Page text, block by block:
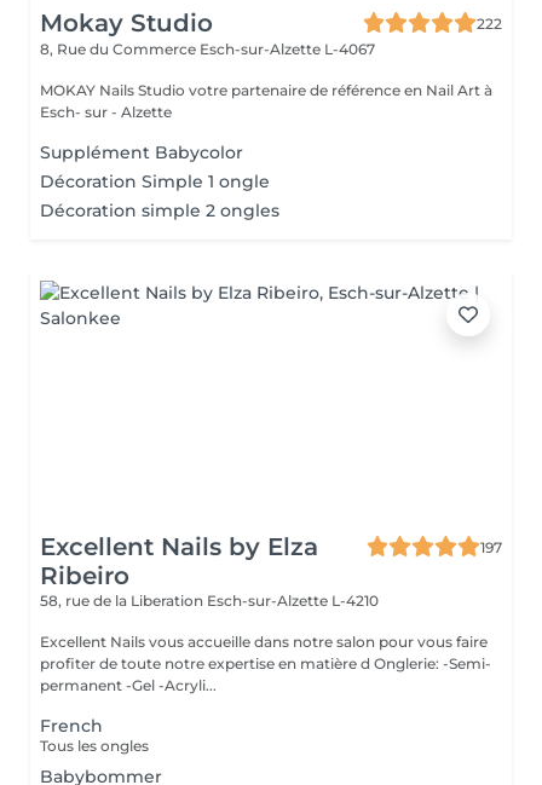
Mokay Studio
222
8, Rue du Commerce Esch-sur-Alzette L-4067
MOKAY Nails Studio votre partenaire de référence en Nail Art à
Esch- sur - Alzette
Supplément Babycolor
Décoration Simple 1 ongle
Décoration simple 2 ongles
Excellent Nails by Elza
Ribeiro
197
58, rue de la Liberation Esch-sur-Alzette L-4210
Excellent Nails vous accueille dans notre salon pour vous faire
profiter de toute notre expertise en matière d Onglerie: -Semi-
permanent -Gel -Acryli...
French
Tous les ongles
Babybommer